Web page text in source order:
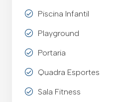
Piscina Infantil
Playground
Portaria
Quadra Esportes
Sala Fitness